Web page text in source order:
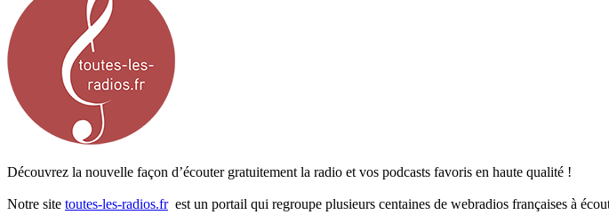
Découvrez la nouvelle façon d’écouter gratuitement la radio et vos podcasts favoris en haute qualité !
Notre site toutes-les-radios.frest un portail qui regroupe plusieurs centaines de webradios françaises à